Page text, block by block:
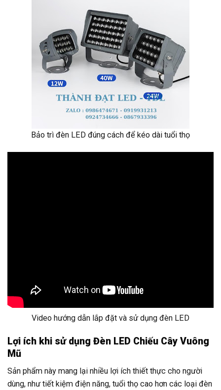
Bảo trì đèn LED đúng cách để kéo dài tuổi thọ
Video hướng dẫn lắp đặt và sử dụng đèn LED
Lợi ích khi sử dụng Đèn LED Chiếu Cây Vuông
Mũ
Sản phẩm này mang lại nhiều lợi ích thiết thực cho người
dùng, như tiết kiệm điện năng, tuổi thọ cao hơn các loại đèn